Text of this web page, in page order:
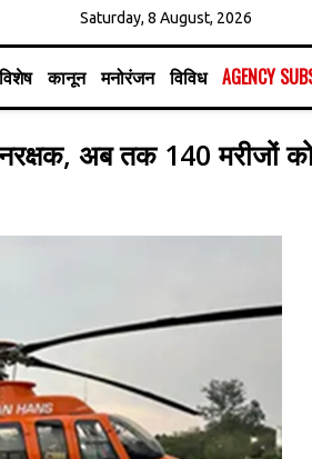
Saturday, 8 August, 2026
कानून मनोरंजन विविध AGENCY
अब तक 140 मरीजों